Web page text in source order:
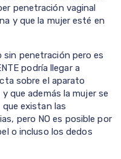
penetración vaginal
y que la mujer esté en
sin penetración pero es
podría llegar a
sobre el aparato
que además la mujer se
existan las
pero NO es posible por
o incluso los dedos